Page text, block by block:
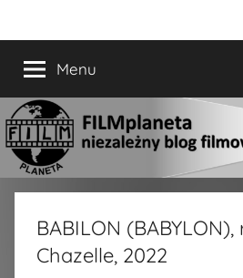
do
treści
FILMplaneta
filmowyMenu
BABILON
Chazelle, 2022